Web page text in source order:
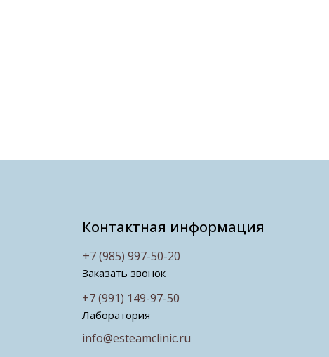
Контактная информация
Заказать звонок
Лаборатория
info@esteamclinic.ru
+7 (991) 149-97-50
+7 (985) 997-50-20